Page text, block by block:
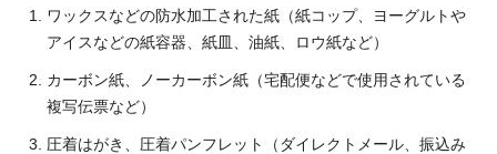
ワックスなどの防水加工された紙（紙コップ、ヨーグルトや
アイスなどの紙容器、紙皿、油紙、ロウ紙など）
カーボン紙、ノーカーボン紙（宅配便などで使用されている
複写伝票など）
圧着はがき、圧着パンフレット（ダイレクトメール、振込み